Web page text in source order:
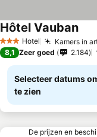
3 SterrenHotel Kamers in
Hôtel Vauban
8,1 Zeer goed 2.184
Selecteer datums
te zien
De prijzen en